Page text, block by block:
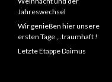
Jahreswechsel
Wir genießen hier unsere
ersten Tage ,..traumhaft !
Letzte Etappe Daimus